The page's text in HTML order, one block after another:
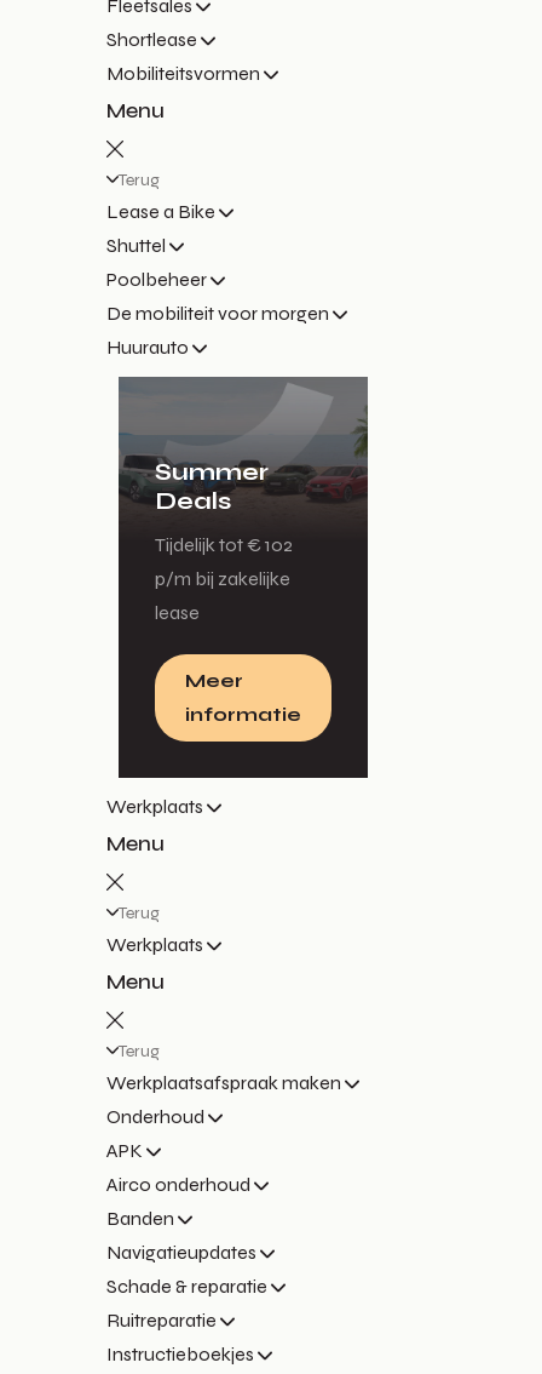
Fleetsales
Shortlease
Mobiliteitsvormen
Menu
Terug
Lease a Bike
Shuttel
Poolbeheer
De mobiliteit voor morgen
Huurauto
Summer
Deals
Tijdelijk tot € 102
p/m bij zakelijke
lease
Meer
informatie
Werkplaats
Menu
Terug
Werkplaats
Menu
Terug
Werkplaatsafspraak maken
Onderhoud
APK
Airco onderhoud
Banden
Navigatieupdates
Schade & reparatie
Ruitreparatie
Instructieboekjes